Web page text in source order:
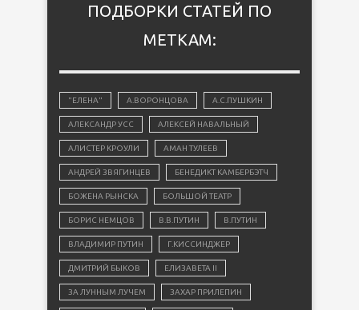
ПОДБОРКИ СТАТЕЙ ПО
МЕТКАМ:
"ЕЛЕНА" А.ВОРОНЦОВА А.С.ПУШКИН
АЛЕКСАНДР УСС АЛЕКСЕЙ НАВАЛЬНЫЙ
АЛИСТЕР КРОУЛИ АМАН ТУЛЕЕВ
АНДРЕЙ ЗВЯГИНЦЕВ БЕНЕДИКТ КАМБЕРБЭТЧ
БОЖЕНА РЫНСКА БОЛЬШОЙ ТЕАТР
БОРИС НЕМЦОВ В.В.ПУТИН В.ПУТИН
ВЛАДИМИР ПУТИН Г.КИССИНДЖЕР
ДМИТРИЙ БЫКОВ ЕЛИЗАВЕТА II
ЗА ЛУННЫМ ЛУЧЕМ ЗАХАР ПРИЛЕПИН